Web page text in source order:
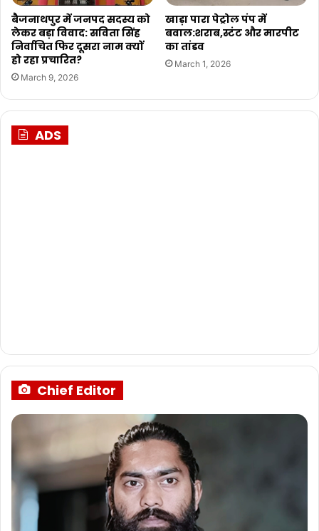
बैजनाथपुर में जनपद सदस्य को
लेकर बड़ा विवाद: सविता सिंह
निर्वाचित फिर दूसरा नाम क्यों
हो रहा प्रचारित?
March 9, 2026
खाड़ा पारा पेट्रोल पंप में
बवाल:शराब,स्टंट और मारपीट
का तांडव
March 1, 2026
ADS
Chief Editor